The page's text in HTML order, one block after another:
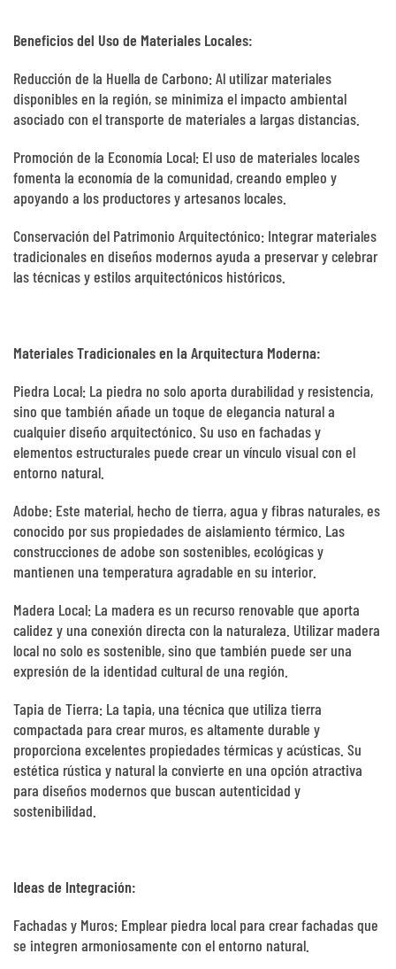
Beneficios del Uso de Materiales Locales:
Reducción de la Huella de Carbono: Al utilizar materiales
disponibles en la región, se minimiza el impacto ambiental
asociado con el transporte de materiales a largas distancias.
Promoción de la Economía Local: El uso de materiales locales
fomenta la economía de la comunidad, creando empleo y
apoyando a los productores y artesanos locales.
Conservación del Patrimonio Arquitectónico: Integrar materiales
tradicionales en diseños modernos ayuda a preservar y celebrar
las técnicas y estilos arquitectónicos históricos.
Materiales Tradicionales en la Arquitectura Moderna:
Piedra Local: La piedra no solo aporta durabilidad y resistencia,
sino que también añade un toque de elegancia natural a
cualquier diseño arquitectónico. Su uso en fachadas y
elementos estructurales puede crear un vínculo visual con el
entorno natural.
Adobe: Este material, hecho de tierra, agua y fibras naturales, es
conocido por sus propiedades de aislamiento térmico. Las
construcciones de adobe son sostenibles, ecológicas y
mantienen una temperatura agradable en su interior.
Madera Local: La madera es un recurso renovable que aporta
calidez y una conexión directa con la naturaleza. Utilizar madera
local no solo es sostenible, sino que también puede ser una
expresión de la identidad cultural de una región.
Tapia de Tierra: La tapia, una técnica que utiliza tierra
compactada para crear muros, es altamente durable y
proporciona excelentes propiedades térmicas y acústicas. Su
estética rústica y natural la convierte en una opción atractiva
para diseños modernos que buscan autenticidad y
sostenibilidad.
Ideas de Integración:
Fachadas y Muros: Emplear piedra local para crear fachadas que
se integren armoniosamente con el entorno natural.